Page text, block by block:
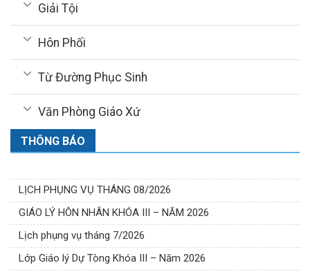
Giải Tội
Hôn Phối
Từ Đường Phục Sinh
Văn Phòng Giáo Xứ
THÔNG BÁO
LỊCH PHỤNG VỤ THÁNG 08/2026
GIÁO LÝ HÔN NHÂN KHÓA III – NĂM 2026
Lịch phụng vụ tháng 7/2026
Lớp Giáo lý Dự Tòng Khóa III – Năm 2026